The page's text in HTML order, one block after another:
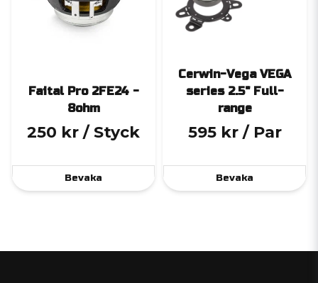
Faital Pro 2FE24 -
8ohm
250 kr / Styck
Bevaka
Cerwin-Vega VEGA
series 2.5" Full-
range
595 kr / Par
Bevaka